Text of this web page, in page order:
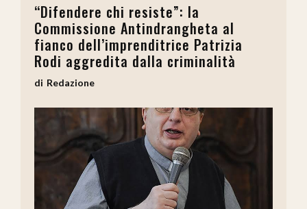
“Difendere chi resiste”: la
Commissione Antindrangheta al
fianco dell’imprenditrice Patrizia
Rodi aggredita dalla criminalità
Redazione